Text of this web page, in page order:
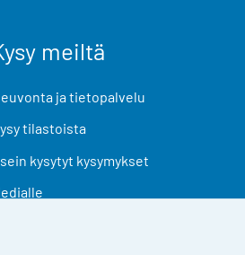
meiltä
ja tietopalvelu
tilastoista
kysytyt kysymykset